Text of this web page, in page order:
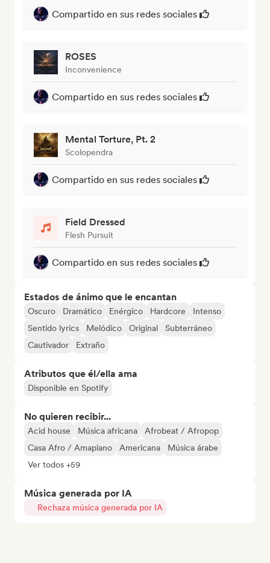
Compartido en sus redes sociales
ROSES
Inconvenience
Compartido en sus redes sociales
Mental Torture, Pt. 2
Scolopendra
Compartido en sus redes sociales
Field Dressed
Flesh Pursuit
Compartido en sus redes sociales
Estados de ánimo que le encantan
Oscuro Dramático Enérgico Hardcore
Intenso
Sentido lyrics
Melódico Original
Subterráneo
Cautivador
Extraño
Atributos que él/ella ama
Disponible en Spotify
No quieren recibir...
Acid house Música africana
Afrobeat / Afropop
Casa Afro / Amapiano
Americana
Música árabe
Ver todos +59
Música generada por IA
Rechaza música generada por IA